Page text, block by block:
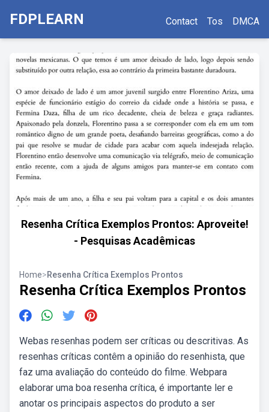
FDPLEARN Contact Tos DMCA
Resenha Crítica Exemplos Prontos: Aproveite!
- Pesquisas Acadêmicas
Home>Resenha Crítica Exemplos Prontos
Resenha Crítica Exemplos Prontos
Webas resenhas podem ser críticas ou descritivas. As
resenhas críticas contêm a opinião do resenhista, que
faz uma avaliação do conteúdo do filme. Webpara
elaborar uma boa resenha crítica, é importante ler e
anotar os principais aspectos do produto a ser